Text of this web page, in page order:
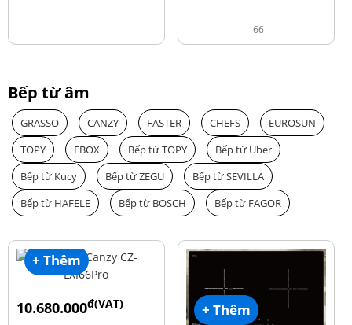
66
Bếp từ âm
GRASSO CANZY FASTER CHEFS
EUROSUN
TOPY
EBOX Bếp từ TOPY
Bếp từ Uber
Bếp từ Kucy
Bếp từ ZEGU
Bếp từ SEVILLA
Bếp từ HAFELE
Bếp từ BOSCH Bếp từ FAGOR
+ Thêm
10.680.000đ(VAT) + Thêm